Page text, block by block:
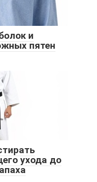
и
пятен
ухода до